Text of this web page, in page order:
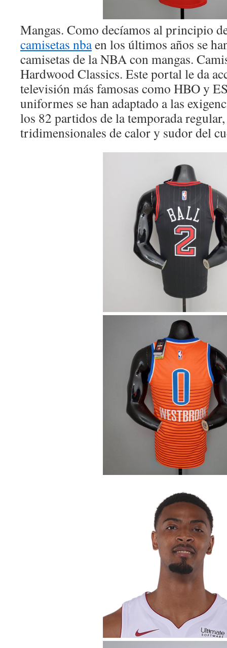
Mangas. Como decíamos al principio
camisetas nbaen los últimos años se
camisetas de la NBA con mangas.
Hardwood Classics. Este portal le da
televisión más famosas como HBO y
uniformes se han adaptado a las
los 82 partidos de la temporada
tridimensionales de calor y sudor del